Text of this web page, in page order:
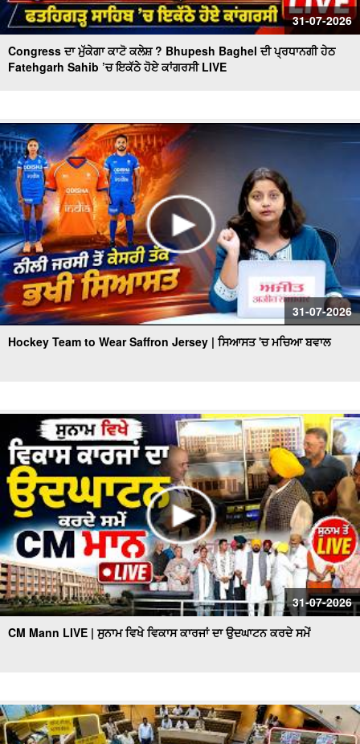
31-07-2026
Congress ਦਾ ਮੁੱਕੇਗਾ ਕਾਟੋ ਕਲੇਸ਼ ? Bhupesh Baghel ਦੀ ਪ੍ਰਧਾਨਗੀ ਹੇਠ
Fatehgarh Sahib ’ਚ ਇਕੱਠੇ ਹੋਏ ਕਾਂਗਰਸੀ LIVE
31-07-2026
Hockey Team to Wear Saffron Jersey | ਸਿਆਸਤ 'ਚ ਮਚਿਆ ਬਵਾਲ
31-07-2026
CM Mann LIVE | ਸੁਨਾਮ ਵਿਖੇ ਵਿਕਾਸ ਕਾਰਜਾਂ ਦਾ ਉਦਘਾਟਨ ਕਰਦੇ ਸਮੇਂ